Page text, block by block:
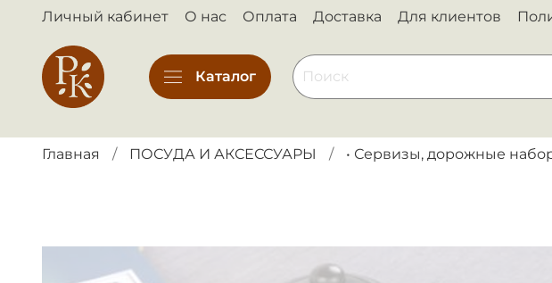
Личный кабинет О нас Оплата Доставка Для клиентов
Каталог
Главная ПОСУДА И АКСЕССУАРЫ • Сервизы, дорожные